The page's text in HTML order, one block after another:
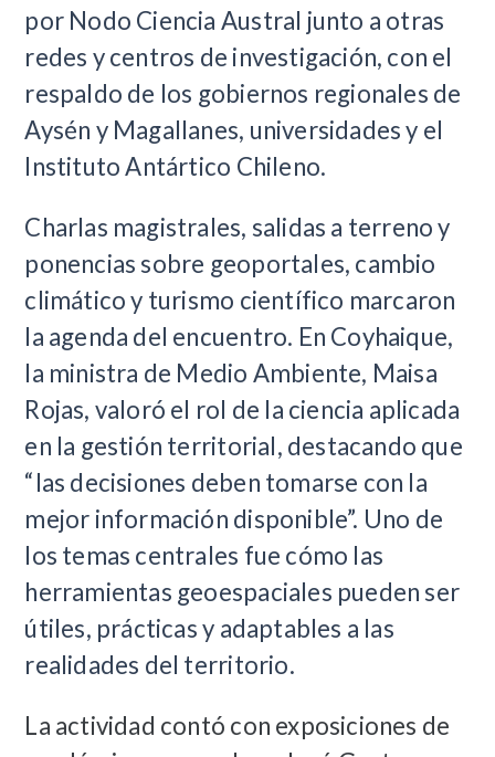
por Nodo Ciencia Austral junto a otras
redes y centros de investigación, con el
respaldo de los gobiernos regionales de
Aysén y Magallanes, universidades y el
Instituto Antártico Chileno.
Charlas magistrales, salidas a terreno y
ponencias sobre geoportales, cambio
climático y turismo científico marcaron
la agenda del encuentro. En Coyhaique,
la ministra de Medio Ambiente, Maisa
Rojas, valoró el rol de la ciencia aplicada
en la gestión territorial, destacando que
“las decisiones deben tomarse con la
mejor información disponible”. Uno de
los temas centrales fue cómo las
herramientas geoespaciales pueden ser
útiles, prácticas y adaptables a las
realidades del territorio.
La actividad contó con exposiciones de